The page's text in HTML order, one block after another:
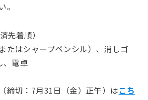
。
先着順）
たはシャープペンシル）、消しゴ
、電卓
切：7月31日（金）正午）はこち